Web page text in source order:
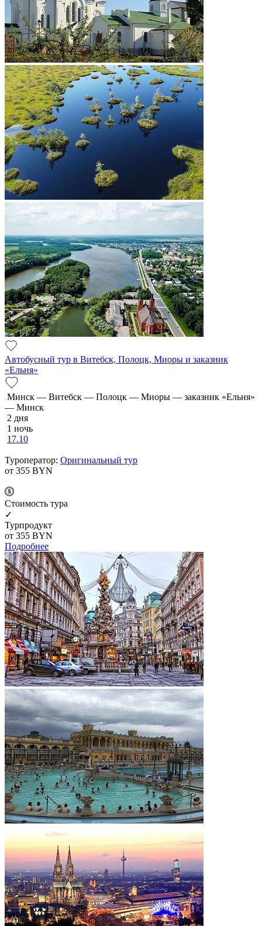
Автобусный тур в Витебск, Полоцк, Миоры и заказник
«Ельня»
Минск — Витебск — Полоцк — Миоры — заказник «Ельня»
— Минск
2 дня
1 ночь
17.10
Туроператор: Оригинальный тур
от 355 BYN
Cтоимость тура
✓
Турпродукт
от 355 BYN
Подробнее